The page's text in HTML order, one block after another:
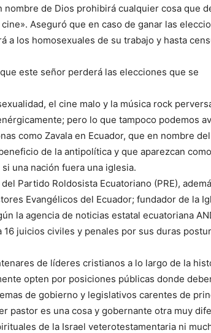
de Dios prohibirá cualquier cosa que
Aseguró que en caso de ganar las
a los homosexuales de su trabajo y hasta
este señor perderá las elecciones que se
el cine malo y la música rock
pero lo que tampoco podemos
como Zavala en Ecuador, que en nombre del
de la antipolítica y que aparezcan
una nación fuera una iglesia.
Partido Roldosista Ecuatoriano (PRE),
Evangélicos del Ecuador; fundador de la
la agencia de noticias estatal ecuatoriana
juicios civiles y penales por sus duras
de líderes cristianos a lo largo de la
opten por posiciones públicas donde
de gobierno y legislativos carentes de
pastor es una cosa y gobernante otra muy
de la Israel veterotestamentaria ni